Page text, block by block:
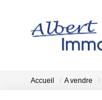
Accueil A vendre